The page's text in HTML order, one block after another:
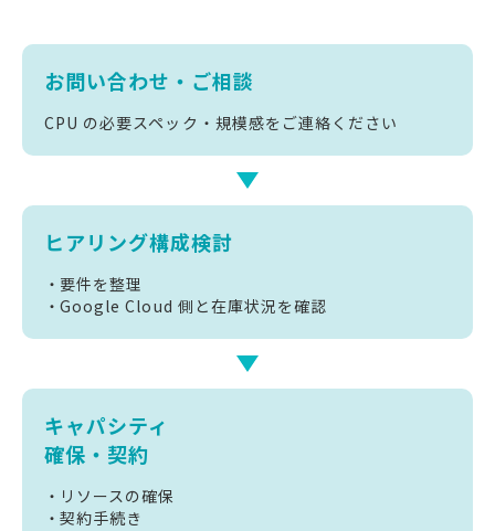
お問い合わせ・ ご相談
CPU の必要スペック・規模感をご連絡ください
ヒアリング構成検討
要件を整理
Google Cloud 側と在庫状況を確認
キャパシティ
確保・契約
リソースの確保
契約手続き